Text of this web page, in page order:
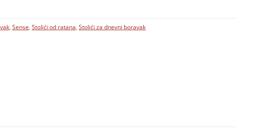
,Sense,Stolići od ratana,Stolići za dnevni boravak